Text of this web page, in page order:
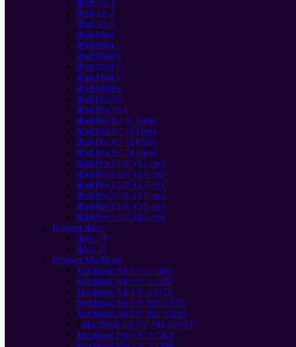
iPad Air 3
iPad Air 4
iPad Air 5
iPad Mini
iPad Mini 2
iPad Mini 3
iPad Mini 4
iPad Mini 5
iPad Mini 6
iPad Pro 9.7
iPad Pro 10.5
iPad Pro 11" (1 Gen)
iPad Pro 11" (2 Gen)
iPad Pro 11" (3 Gen)
iPad Pro 11" (4 Gen)
iPad Pro 12.9" (1 Gen)
iPad Pro 12.9" (2 Gen)
iPad Pro 12.9" (3 Gen)
iPad Pro 12.9" (4 Gen)
iPad Pro 12.9" (5 Gen)
iPad Pro 12.9" (6 Gen)
Ремонт iMac
iMac 21
iMac 27
Ремонт MacBook
MacBook Air 13" A1466
MacBook Air 13" A1932
MacBook Air 13" A2179
MacBook Air 13" M1 A2337
MacBook Air 13" M2 A2681
>MacBook Air 15" M2 A2941
MacBook Pro 13" A1502